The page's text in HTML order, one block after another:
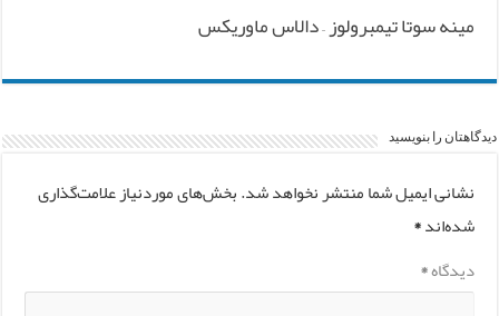
مینه سوتا تیمبرولوز – دالاس ماوریکس
دیدگاهتان را بنویسید
نشانی ایمیل شما منتشر نخواهد شد.بخش‌های موردنیاز علامت‌گذاری
شده‌اند*
دیدگاه*